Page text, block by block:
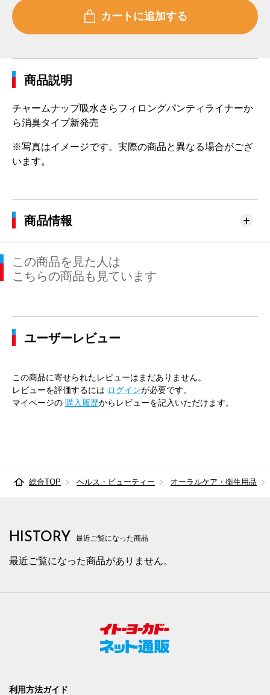
商品説明
チャームナップ吸水さらフィロングパンティライナーか
ら消臭タイプ新発売
※写真はイメージです。実際の商品と異なる場合がござ
います。
商品情報
この商品を見た人は
こちらの商品も見ています
ユーザーレビュー
この商品に寄せられたレビューはまだありません。
レビューを評価するには ログインが必要です。
マイページの 購入履歴からレビューを記入いただけます。
総合TOP ヘルス・ビューティー オーラルケア・衛生用品
HISTORY 最近ご覧になった商品
最近ご覧になった商品がありません。
利用方法ガイド